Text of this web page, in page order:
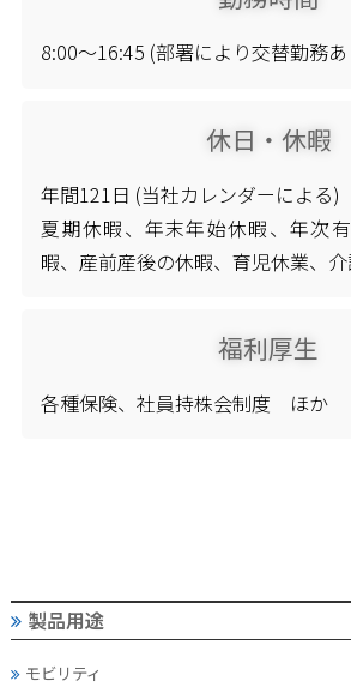
8:00～16:45 (部署により交替勤務
休日・休暇
年間121日 (当社カレンダーによる)
夏期休暇、年末年始休暇、年次
暇、産前産後の休暇、育児休業、
福利厚生
各種保険、社員持株会制度 ほか
製品用途
モビリティ